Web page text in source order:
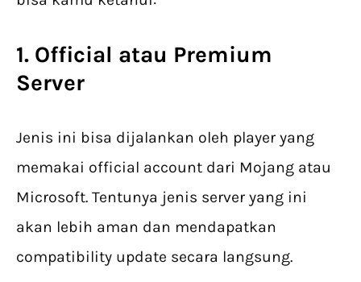
1. Official atau Premium
Server
Jenis ini bisa dijalankan oleh player yang
memakai official account dari Mojang atau
Microsoft. Tentunya jenis server yang ini
akan lebih aman dan mendapatkan
compatibility update secara langsung.